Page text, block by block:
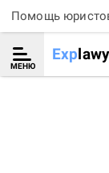
Помощь
МЕНЮ
Exp